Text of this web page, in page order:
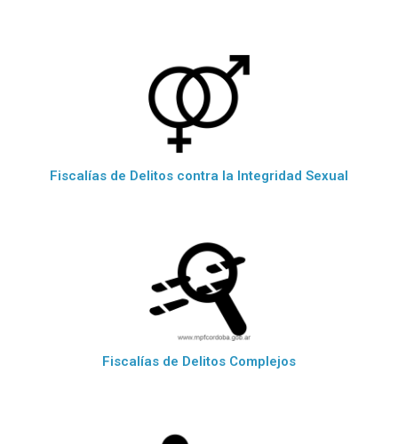
Fiscalías de Delitos contra la Integridad Sexual
Fiscalías de Delitos Complejos